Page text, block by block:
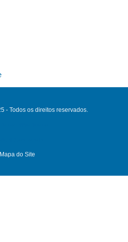
- Todos os direitos reservados.
Mapa do Site